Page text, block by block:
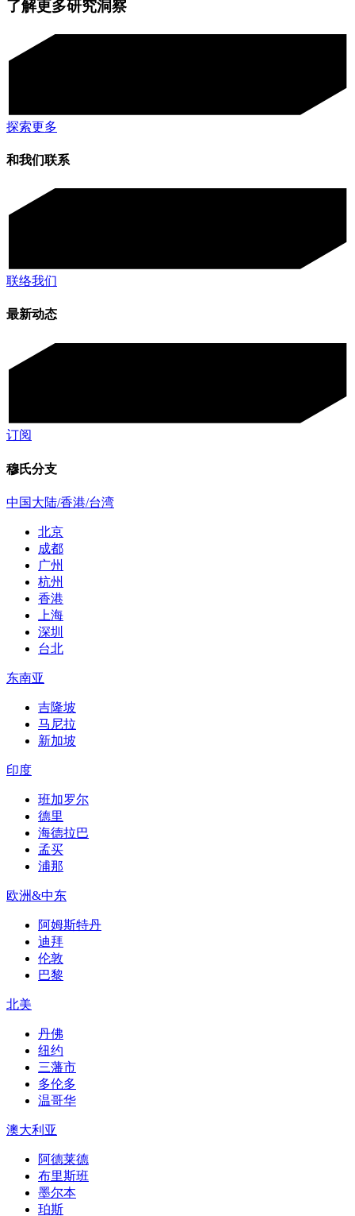
了解更多研究洞察
探索更多
和我们联系
联络我们
最新动态
订阅
穆氏分支
中国大陆/香港/台湾
北京
成都
广州
杭州
香港
上海
深圳
台北
东南亚
吉隆坡
马尼拉
新加坡
印度
班加罗尔
德里
海德拉巴
孟买
浦那
欧洲&中东
阿姆斯特丹
迪拜
伦敦
巴黎
北美
丹佛
纽约
三藩市
多伦多
温哥华
澳大利亚
阿德莱德
布里斯班
墨尔本
珀斯